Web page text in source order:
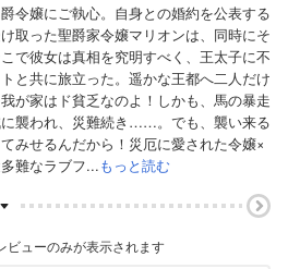
嬢にご執心。自身との婚約を公表する
取った聖爵家令嬢マリオンは、同時にそ
で彼女は真相を究明すべく、王太子に不
と共に旅立った。遥かな王都へ二人だけ
家はド貧乏なのよ！しかも、馬の暴走
襲われ、災難続き……。でも、襲い来る
みせるんだから！災厄に愛された令嬢×
難なラブフ...もっと読む
ビューのみが表示されます